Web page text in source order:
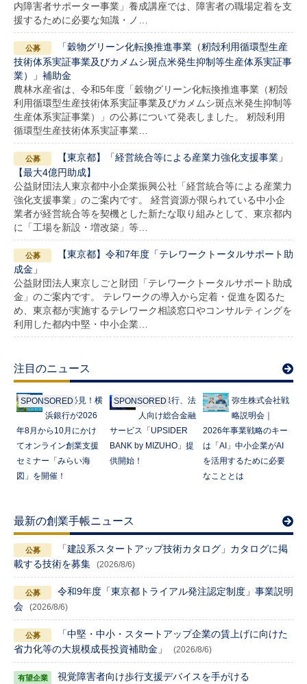
内障害者サポーター事業」養成講座では、障害者の職場定着を支
援するために必要な知識・ノ…
「穀物グリーン化転換推進事業（籾殻利用循環型生産
技術体系実証事業及びカメムシ斑点米発生抑制等生産体系実証事
業）」補助金
農林水産省は、令和5年度「穀物グリーン化転換推進事業（籾殻
利用循環型生産技術体系実証事業及びカメムシ斑点米発生抑制等
生産体系実証事業）」の公募について発表しました。 籾殻利用
循環型生産技術体系実証事業…
【東京都】「経営統合等による産業力強化支援事業」
【最大4億円助成】
公益財団法人東京都中小企業振興公社「経営統合等による産業力
強化支援事業」のご案内です。 経営資源が限られている中小企
業者が経営統合等を契機とした新たな取り組みとして、東京都内
に「工場を新設・増改築」等…
【東京都】令和7年度「テレワークトータルサポート助
成金」
公益財団法人東京しごと財団「テレワークトータルサポート助成
金」のご案内です。 テレワークの導入から定着・促進を図るた
め、東京都が実施するテレワーク相談窓口やコンサルティングを
利用した都内中堅・中小企業…
注目のニュース
SPONSORED起業家必見！横
浜銀行が2026
年8月から10月にかけ
てオンライン創業支援
セミナー「みらい海
図」を開催！
SPONSOREDみずほ銀行、法
人向け総合金融
サービス「UPSIDER
BANK by MIZUHO」提
供開始！
弥生株式会社戦
略説明会｜
2026年事業戦略のキー
は「AI」中小企業がAI
を活用するために必要
なこととは
最新の創業手帳ニュース
「建設系スタートアップ技術カタログ」カタログに掲
載する技術を募集
(2026/8/6)
令和9年度「東京都トライアル発注認定制度」事業説明
会
(2026/8/6)
「中堅・中小・スタートアップ企業の賃上げに向けた
省力化等の大規模成長投資補助金」
(2026/8/6)
視覚障害者向け歩行支援デバイスを手がける